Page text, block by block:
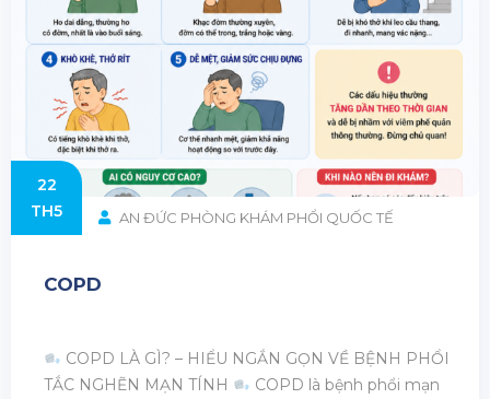
22
TH5
AN ĐỨC PHÒNG KHÁM PHỔI QUỐC TẾ
COPD
COPD LÀ GÌ? – HIỂU NGẮN GỌN VỀ BỆNH PHỔI
TẮC NGHẼN MẠN TÍNH
COPD là bệnh phổi mạn